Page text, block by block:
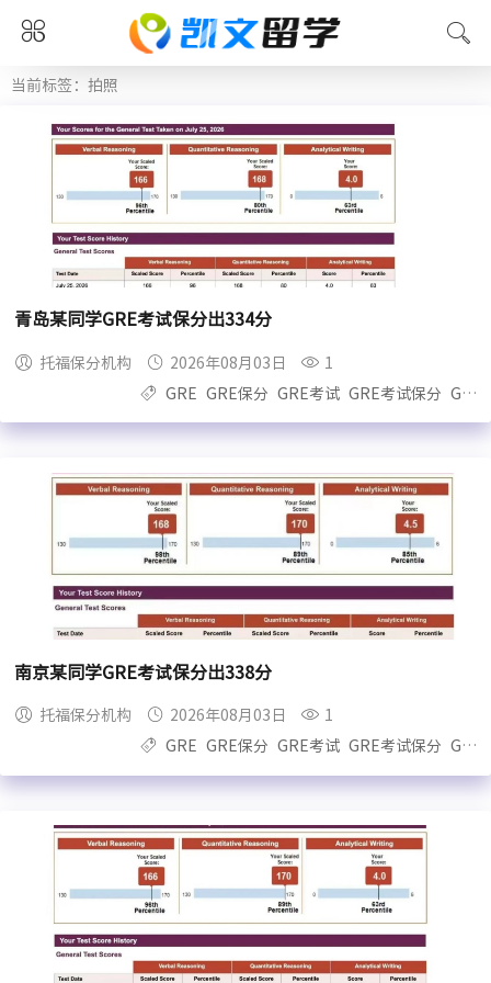
当前标签：拍照
青岛某同学GRE考试保分出334分
托福保分机构 2026年08月03日
1
GRE
GRE保分 GRE考试 GRE考试保分 GRE保过
南京某同学GRE考试保分出338分
托福保分机构 2026年08月03日
1
GRE
GRE保分 GRE考试 GRE考试保分 GRE保过